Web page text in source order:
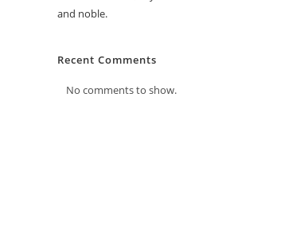
and noble.
Recent Comments
No comments to show.